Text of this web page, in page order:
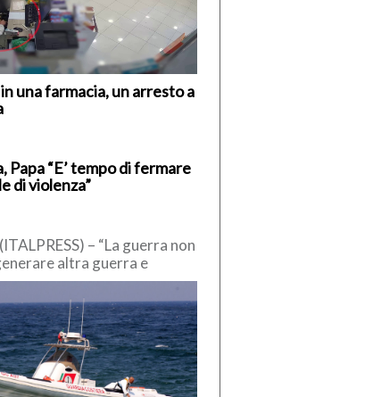
una farmacia, un arresto a
Papa “E’ tempo di fermare
di violenza”
– “La guerra non
altra guerra e
enormi sofferenze. E’ tempo
la […]